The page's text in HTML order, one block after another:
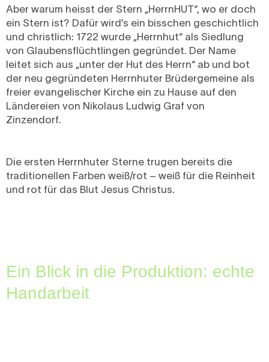
Aber warum heisst der Stern „HerrnHUT“, wo er doch
ein Stern ist? Dafür wird’s ein bisschen geschichtlich
und christlich: 1722 wurde „Herrnhut“ als Siedlung
von Glaubensflüchtlingen gegründet. Der Name
leitet sich aus „unter der Hut des Herrn“ ab und bot
der neu gegründeten Herrnhuter Brüdergemeine als
freier evangelischer Kirche ein zu Hause auf den
Ländereien von Nikolaus Ludwig Graf von
Zinzendorf.
Die ersten Herrnhuter Sterne trugen bereits die
traditionellen Farben weiß/rot – weiß für die Reinheit
und rot für das Blut Jesus Christus.
Ein Blick in die Produktion: echte
Handarbeit